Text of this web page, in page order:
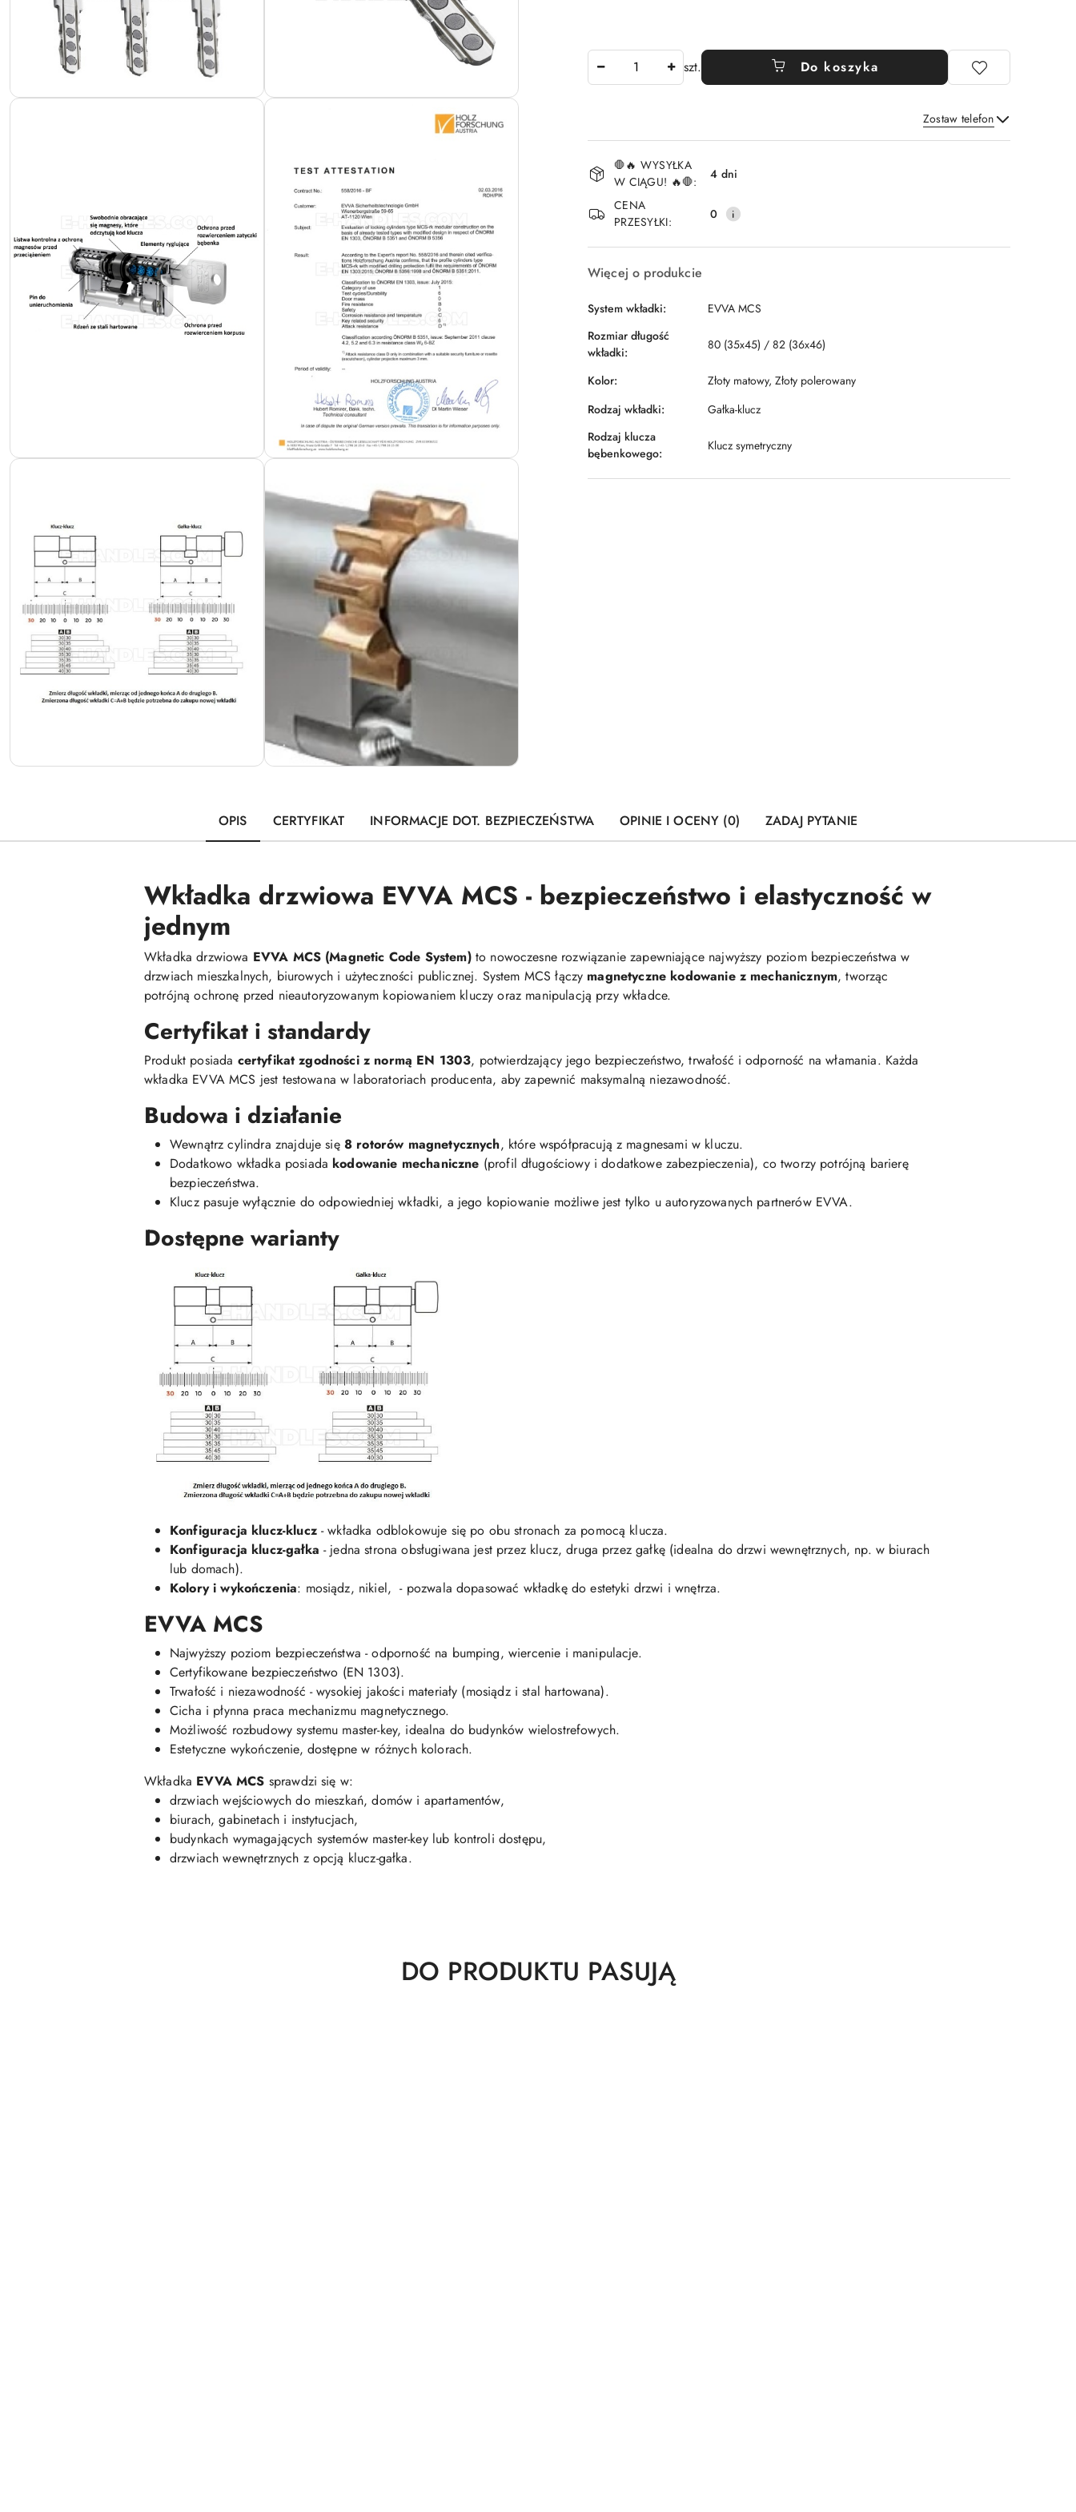
szt. Do koszyka
Zostaw telefon
Wyślij
Dostępność
i
dostawa
🛑🔥 WYSYŁKA
W CIĄGU! 🔥🛑:
4 dni
CENA
PRZESYŁKI:
0
Więcej o produkcie
System wkładki:
EVVA MCS
Rozmiar długość
wkładki:
80 (35x45) / 82 (36x46)
Kolor:
Złoty matowy, Złoty polerowany
Rodzaj wkładki:
Gałka-klucz
Rodzaj klucza
bębenkowego:
Klucz symetryczny
OPIS CERTYFIKAT INFORMACJE DOT. BEZPIECZEŃSTWA OPINIE I OCENY (0) ZADAJ PYTANIE
Wkładka drzwiowa EVVA MCS - bezpieczeństwo i elastyczność w
jednym
Wkładka drzwiowa EVVA MCS (Magnetic Code System)to nowoczesne rozwiązanie zapewniające najwyższy poziom bezpieczeństwa w
drzwiach mieszkalnych, biurowych i użyteczności publicznej. System MCS łączy magnetyczne kodowanie z mechanicznym, tworząc
potrójną ochronę przed nieautoryzowanym kopiowaniem kluczy oraz manipulacją przy wkładce.
Certyfikat i standardy
Produkt posiada certyfikat zgodności z normą EN 1303, potwierdzający jego bezpieczeństwo, trwałość i odporność na włamania. Każda
wkładka EVVA MCS jest testowana w laboratoriach producenta, aby zapewnić maksymalną niezawodność.
Budowa i działanie
Wewnątrz cylindra znajduje się 8 rotorów magnetycznych, które współpracują z magnesami w kluczu.
Dodatkowo wkładka posiada kodowanie mechaniczne (profil długościowy i dodatkowe zabezpieczenia), co tworzy potrójną barierę
bezpieczeństwa.
Klucz pasuje wyłącznie do odpowiedniej wkładki, a jego kopiowanie możliwe jest tylko u autoryzowanych partnerów EVVA.
Dostępne warianty
Konfiguracja klucz-klucz- wkładka odblokowuje się po obu stronach za pomocą klucza.
Konfiguracja klucz-gałka - jedna strona obsługiwana jest przez klucz, druga przez gałkę (idealna do drzwi wewnętrznych, np. w biurach
lub domach).
Kolory i wykończenia: mosiądz, nikiel, - pozwala dopasować wkładkę do estetyki drzwi i wnętrza.
EVVA MCS
Najwyższy poziom bezpieczeństwa - odporność na bumping, wiercenie i manipulacje.
Certyfikowane bezpieczeństwo (EN 1303).
Trwałość i niezawodność - wysokiej jakości materiały (mosiądz i stal hartowana).
Cicha i płynna praca mechanizmu magnetycznego.
Możliwość rozbudowy systemu master-key, idealna do budynków wielostrefowych.
Estetyczne wykończenie, dostępne w różnych kolorach.
Wkładka EVVA MCS sprawdzi się w:
drzwiach wejściowych do mieszkań, domów i apartamentów,
biurach, gabinetach i instytucjach,
budynkach wymagających systemów master-key lub kontroli dostępu,
drzwiach wewnętrznych z opcją klucz-gałka.
Produkty
DO PRODUKTU PASUJĄ